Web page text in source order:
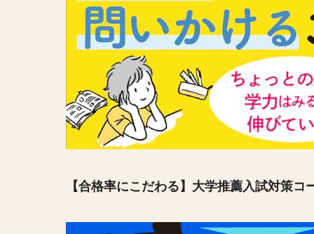
【合格率にこだわる】大学推薦入試対策コ